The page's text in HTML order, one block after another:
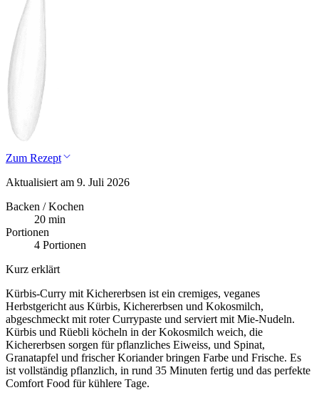
Zum Rezept
Aktualisiert am 9. Juli 2026
Backen / Kochen
20 min
Portionen
4 Portionen
Kurz erklärt
Kürbis-Curry mit Kichererbsen ist ein cremiges, veganes
Herbstgericht aus Kürbis, Kichererbsen und Kokosmilch,
abgeschmeckt mit roter Currypaste und serviert mit Mie-Nudeln.
Kürbis und Rüebli köcheln in der Kokosmilch weich, die
Kichererbsen sorgen für pflanzliches Eiweiss, und Spinat,
Granatapfel und frischer Koriander bringen Farbe und Frische. Es
ist vollständig pflanzlich, in rund 35 Minuten fertig und das perfekte
Comfort Food für kühlere Tage.